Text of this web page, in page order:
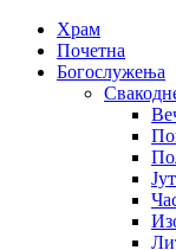
Храм
Почетна
Богослужења